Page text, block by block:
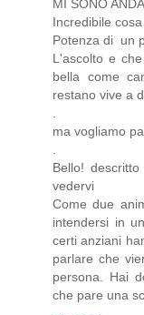
MI SONO
Incredibile
Potenza di un
L'ascolto e
bella come
restano vive a
ma vogliamo
Bello!
vedervi
Come due
intendersi in
certi anziani
parlare che
persona. Hai
che pare una